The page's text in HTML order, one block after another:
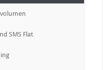
SMS Flat